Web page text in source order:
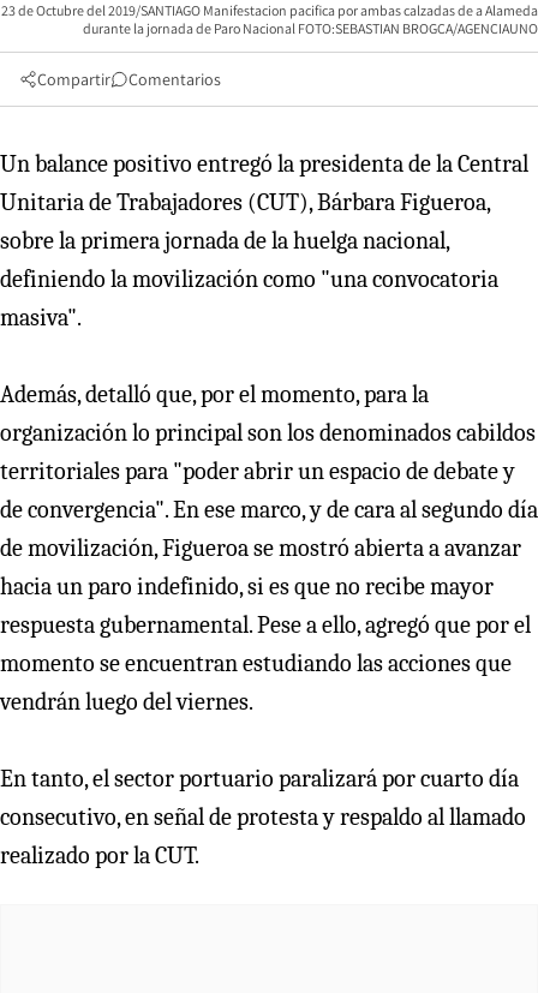
23 de Octubre del 2019/SANTIAGO Manifestacion pacifica por ambas calzadas de a Alameda
durante la jornada de Paro Nacional FOTO:SEBASTIAN BROGCA/AGENCIAUNO
Compartir Comentarios
Un balance positivo entregó la presidenta de la Central
Unitaria de Trabajadores (CUT), Bárbara Figueroa,
sobre la primera jornada de la huelga nacional,
definiendo la movilización como "una convocatoria
masiva".
Además, detalló que, por el momento, para la
organización lo principal son los denominados cabildos
territoriales para "poder abrir un espacio de debate y
de convergencia". En ese marco, y de cara al segundo día
de movilización, Figueroa se mostró abierta a avanzar
hacia un paro indefinido, si es que no recibe mayor
respuesta gubernamental. Pese a ello, agregó que por el
momento se encuentran estudiando las acciones que
vendrán luego del viernes.
En tanto, el sector portuario paralizará por cuarto día
consecutivo, en señal de protesta y respaldo al llamado
realizado por la CUT.